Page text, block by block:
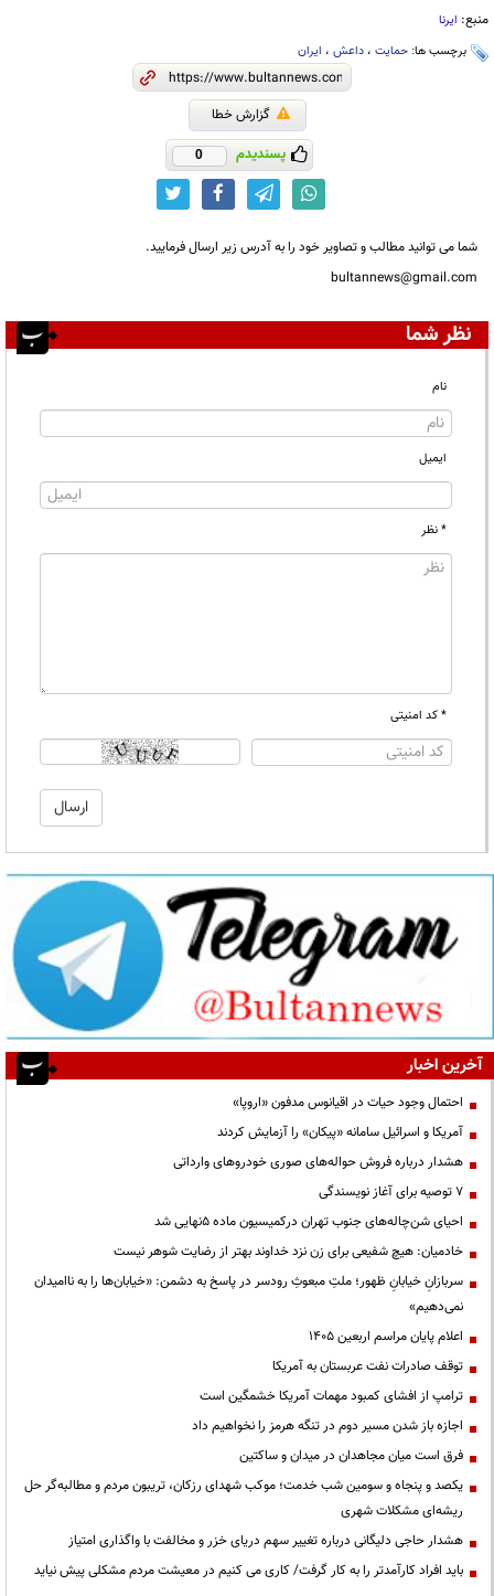
منبع: ایرنا
برچسب ها: حمایت ، داعش ، ایران
گزارش خطا
پسندیدم 0
شما می توانید مطالب و تصاویر خود را به آدرس زیر ارسال فرمایید.
bultannews@gmail.com
نظر شما
نام
ایمیل
* نظر
* کد امنیتی
آخرین اخبار
احتمال وجود حیات در اقیانوس مدفون «اروپا»
آمریکا و اسرائیل سامانه «پیکان» را آزمایش کردند
هشدار درباره فروش حواله‌های صوری خودروهای وارداتی
۷ توصیه برای آغاز نویسندگی
احیای شن‌چاله‌های جنوب تهران درکمیسیون ماده ۵نهایی شد
خادمیان: هیچ شفیعی برای زن نزد خداوند بهتر از رضایت شوهر نیست
سربازانِ خیابانِ ظهور؛ ملتِ مبعوثِ رودسر در پاسخ به دشمن: «خیابان‌ها را به ناامیدان
نمی‌دهیم»
اعلام پایان مراسم اربعین ۱۴۰۵
توقف صادرات نفت عربستان به آمریکا
ترامپ از افشای کمبود مهمات آمریکا خشمگین است
اجازه باز شدن مسیر دوم در تنگه هرمز را نخواهیم داد
فرق است میان مجاهدان در میدان و ساکتین
یکصد و پنجاه و سومین شب خدمت؛ موکب شهدای رزکان، تریبون مردم و مطالبه‌گر حل
ریشه‌ای مشکلات شهری
هشدار حاجی دلیگانی درباره تغییر سهم دریای خزر و مخالفت با واگذاری امتیاز
باید افراد کارآمدتر را به کار گرفت/ کاری می کنیم در معیشت مردم مشکلی پیش نیاید